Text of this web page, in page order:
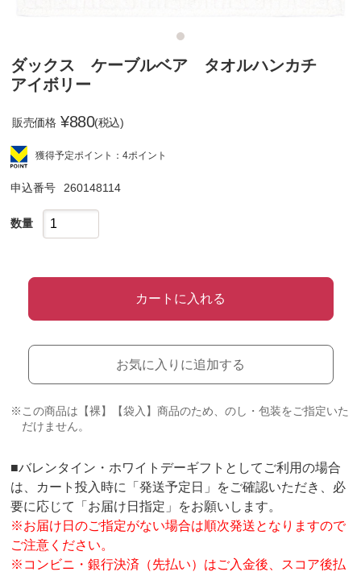
ダックス ケーブルベア タオルハンカチ
アイボリー
販売価格 ¥880(税込)
獲得予定ポイント：4ポイント
申込番号 260148114
数量
カートに入れる
お気に入りに追加する
※この商品は【裸】【袋入】商品のため、のし・包装をご指定いた
だけません。
■バレンタイン・ホワイトデーギフトとしてご利用の場合
は、カート投入時に「発送予定日」をご確認いただき、必
要に応じて「お届け日指定」をお願いします。
※お届け日のご指定がない場合は順次発送となりますので
ご注意ください。
※コンビニ・銀行決済（先払い）はご入金後、スコア後払